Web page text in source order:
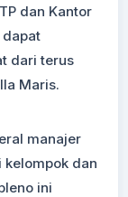
dan Kantor
dapat
dari terus
Maris.
manajer
dan
ini